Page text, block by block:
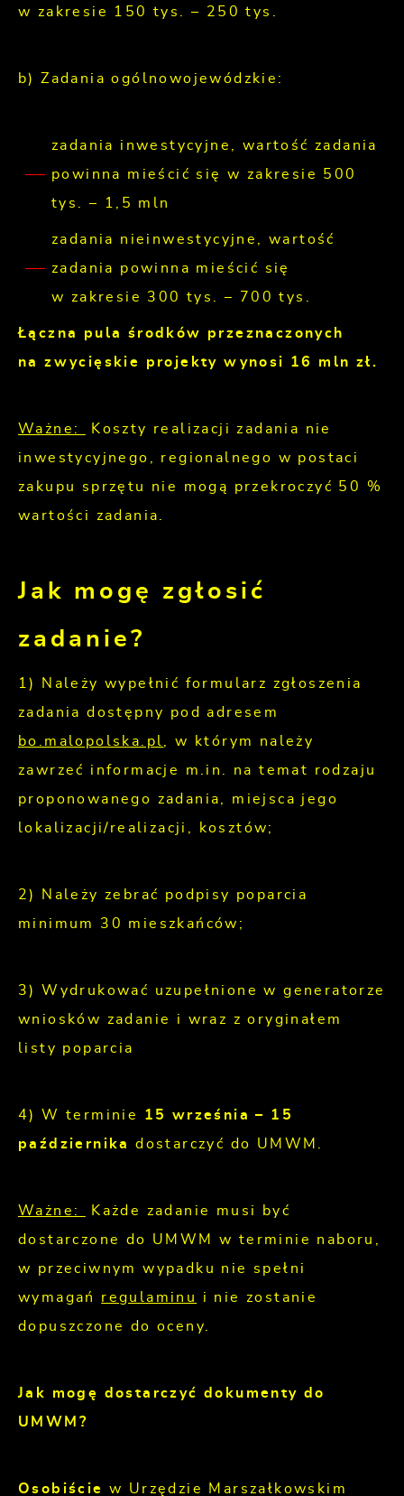
w zakresie 150 tys. – 250 tys.
b) Zadania ogólnowojewódzkie:
zadania inwestycyjne, wartość zadania
powinna mieścić się w zakresie 500
tys. – 1,5 mln
zadania nieinwestycyjne, wartość
zadania powinna mieścić się
w zakresie 300 tys. – 700 tys.
Łączna pula środków przeznaczonych
na zwycięskie projekty wynosi 16 mln zł.
Ważne:
Koszty realizacji zadania nie
inwestycyjnego, regionalnego w postaci
zakupu sprzętu nie mogą przekroczyć 50 %
wartości zadania.
Jak mogę zgłosić
zadanie?
1) Należy wypełnić formularz zgłoszenia
zadania dostępny pod adresem
bo.malopolska.pl, w którym należy
zawrzeć informacje m.in. na temat rodzaju
proponowanego zadania, miejsca jego
lokalizacji/realizacji, kosztów;
2) Należy zebrać podpisy poparcia
minimum 30 mieszkańców;
3) Wydrukować uzupełnione w generatorze
wniosków zadanie i wraz z oryginałem
listy poparcia
4) W terminie 15 września – 15
października
dostarczyć do UMWM.
Ważne:
Każde zadanie musi być
dostarczone do UMWM w terminie naboru,
w przeciwnym wypadku nie spełni
wymagań regulaminu
i nie zostanie
dopuszczone do oceny.
Jak mogę dostarczyć dokumenty do
UMWM?
Osobiście w Urzędzie Marszałkowskim